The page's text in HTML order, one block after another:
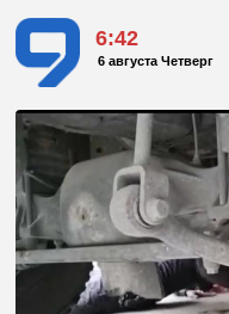
6:42
6 августа Четверг